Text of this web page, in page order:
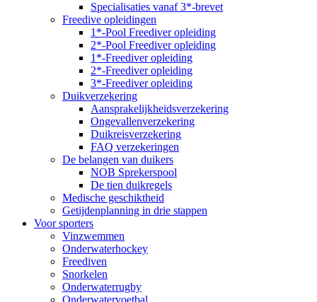
Specialisaties vanaf 3*-brevet
Freedive opleidingen
1*-Pool Freediver opleiding
2*-Pool Freediver opleiding
1*-Freediver opleiding
2*-Freediver opleiding
3*-Freediver opleiding
Duikverzekering
Aansprakelijkheidsverzekering
Ongevallenverzekering
Duikreisverzekering
FAQ verzekeringen
De belangen van duikers
NOB Sprekerspool
De tien duikregels
Medische geschiktheid
Getijdenplanning in drie stappen
Voor sporters
Vinzwemmen
Onderwaterhockey
Freediven
Snorkelen
Onderwaterrugby
Onderwatervoetbal